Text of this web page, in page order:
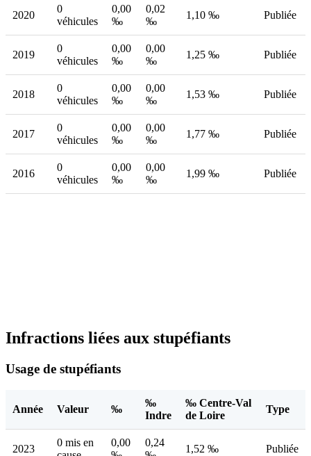
2020
0
véhicules
0,00
‰
0,02
‰
1,10 ‰ Publiée
2019
0
véhicules
0,00
‰
0,00
‰
1,25 ‰ Publiée
2018
0
véhicules
0,00
‰
0,00
‰
1,53 ‰ Publiée
2017
0
véhicules
0,00
‰
0,00
‰
1,77 ‰ Publiée
2016
0
véhicules
0,00
‰
0,00
‰
1,99 ‰ Publiée
Infractions liées aux stupéfiants
Usage de stupéfiants
Année Valeur ‰
‰
Indre
‰ Centre-Val
de Loire
Type
2023
0 mis en
0,00
0,24
1,52 ‰ Publiée